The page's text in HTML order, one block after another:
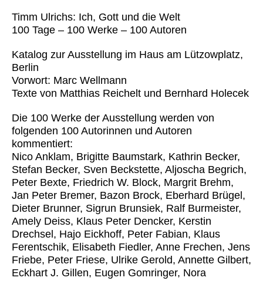
Timm Ulrichs: Ich, Gott und die Welt
100 Tage – 100 Werke – 100 Autoren
Katalog zur Ausstellung im Haus am Lützowplatz,
Berlin
Vorwort: Marc Wellmann
Texte von Matthias Reichelt und Bernhard Holecek
Die 100 Werke der Ausstellung werden von
folgenden 100 Autorinnen und Autoren
kommentiert:
Nico Anklam, Brigitte Baumstark, Kathrin Becker,
Stefan Becker, Sven Beckstette, Aljoscha Begrich,
Peter Bexte, Friedrich W. Block, Margrit Brehm,
Jan Peter Bremer, Bazon Brock, Eberhard Brügel,
Dieter Brunner, Sigrun Brunsiek, Ralf Burmeister,
Amely Deiss, Klaus Peter Dencker, Kerstin
Drechsel, Hajo Eickhoff, Peter Fabian, Klaus
Ferentschik, Elisabeth Fiedler, Anne Frechen, Jens
Friebe, Peter Friese, Ulrike Gerold, Annette Gilbert,
Eckhart J. Gillen, Eugen Gomringer, Nora